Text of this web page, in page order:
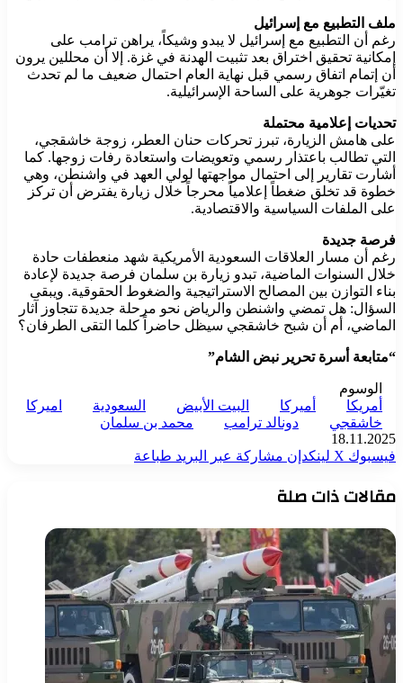
ملف التطبيع مع إسرائيل
رغم أن التطبيع مع إسرائيل لا يبدو وشيكاً، يراهن ترامب على
إمكانية تحقيق اختراق بعد تثبيت الهدنة في غزة. إلا أن محللين يرون
أن إتمام اتفاق رسمي قبل نهاية العام احتمال ضعيف ما لم تحدث
تغيّرات جوهرية على الساحة الإسرائيلية.
تحديات إعلامية محتملة
على هامش الزيارة، تبرز تحركات حنان العطر، زوجة خاشقجي،
التي تطالب باعتذار رسمي وتعويضات واستعادة رفات زوجها. كما
أشارت تقارير إلى احتمال مواجهتها لولي العهد في واشنطن، وهي
خطوة قد تخلق ضغطاً إعلامياً محرجاً خلال زيارة يفترض أن تركز
على الملفات السياسية والاقتصادية.
فرصة جديدة
رغم أن مسار العلاقات السعودية الأمريكية شهد منعطفات حادة
خلال السنوات الماضية، تبدو زيارة بن سلمان فرصة جديدة لإعادة
بناء التوازن بين المصالح الاستراتيجية والضغوط الحقوقية. ويبقى
السؤال: هل تمضي واشنطن والرياض نحو مرحلة جديدة تتجاوز آثار
الماضي، أم أن شبح خاشقجي سيظل حاضراً كلما التقى الطرفان؟
“متابعة أسرة تحرير نبض الشام”
الوسوم
أمريكا
أميركا البيت الأبيض السعودية
اميركا
خاشقجي
دونالد ترامب
محمد بن سلمان
18.11.2025
فيسبوك ‫X لينكدإن مشاركة عبر البريد طباعة
مقالات ذات صلة